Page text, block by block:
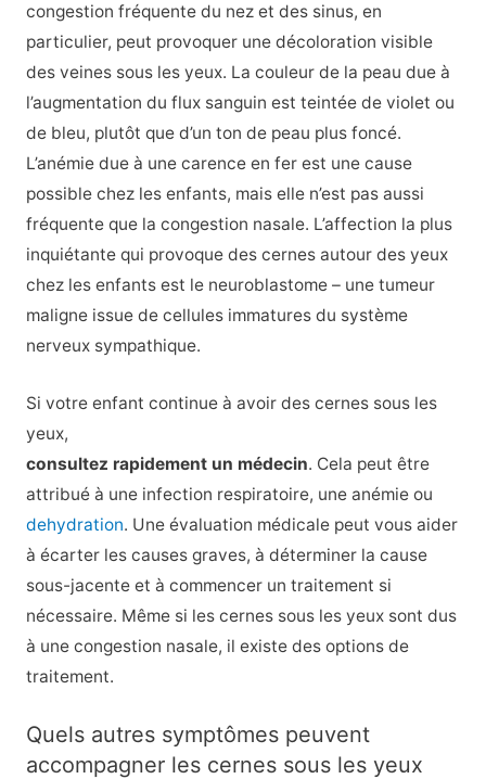
congestion fréquente du nez et des sinus, en
particulier, peut provoquer une décoloration visible
des veines sous les yeux. La couleur de la peau due à
l’augmentation du flux sanguin est teintée de violet ou
de bleu, plutôt que d’un ton de peau plus foncé.
L’anémie due à une carence en fer est une cause
possible chez les enfants, mais elle n’est pas aussi
fréquente que la congestion nasale. L’affection la plus
inquiétante qui provoque des cernes autour des yeux
chez les enfants est le neuroblastome – une tumeur
maligne issue de cellules immatures du système
nerveux sympathique.
Si votre enfant continue à avoir des cernes sous les
yeux,
consultez rapidement un médecin. Cela peut être
attribué à une infection respiratoire, une anémie ou
dehydration. Une évaluation médicale peut vous aider
à écarter les causes graves, à déterminer la cause
sous-jacente et à commencer un traitement si
nécessaire. Même si les cernes sous les yeux sont dus
à une congestion nasale, il existe des options de
traitement.
Quels autres symptômes peuvent
accompagner les cernes sous les yeux